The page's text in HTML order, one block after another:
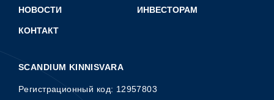
НОВОСТИ ИНВЕСТОРАМ
КОНТАКТ
SCANDIUM KINNISVARA
Pегистрационный код: 12957803